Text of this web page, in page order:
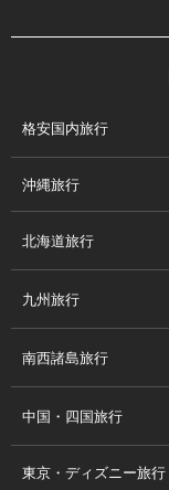
格安国内旅行
沖縄旅行
北海道旅行
九州旅行
南西諸島旅行
中国・四国旅行
東京・ディズニー旅行